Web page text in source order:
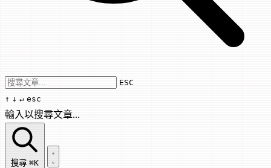
Use arrow keys to navigate results,
ESC
↑ ↓ ↵ esc
輸入以搜尋文章...
搜尋文章...
搜尋 ⌘K